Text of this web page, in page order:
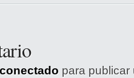
conectado para publicar